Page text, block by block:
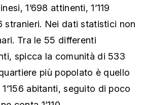
1’698 attinenti, 1’119
stranieri. Nei dati statistici non
Tra le 55 differenti
spicca la comunità di 533
più popolato è quello
abitanti, seguito di poco